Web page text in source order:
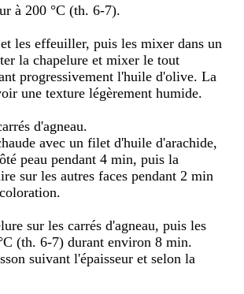
à 200 °C (th. 6-7).
les effeuiller, puis les mixer dans un
la chapelure et mixer le tout
progressivement l'huile d'olive. La
une texture légèrement humide.
d'agneau.
avec un filet d'huile d'arachide,
peau pendant 4 min, puis la
sur les autres faces pendant 2 min
sur les carrés d'agneau, puis les
(th. 6-7) durant environ 8 min.
suivant l'épaisseur et selon la